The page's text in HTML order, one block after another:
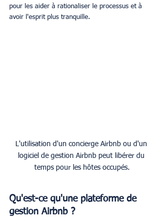
pour les aider à rationaliser le processus et à
avoir l'esprit plus tranquille.
L'utilisation d'un concierge Airbnb ou d'un
logiciel de gestion Airbnb peut libérer du
temps pour les hôtes occupés.
Qu'est-ce qu'une plateforme de
gestion Airbnb ?